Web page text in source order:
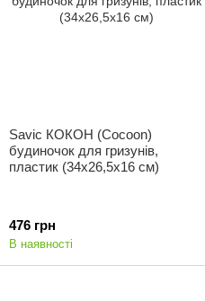
Savic КОКОН (Cocoon)
будиночок для гризунів,
пластик (34х26,5х16 см)
476 грн
В наявності